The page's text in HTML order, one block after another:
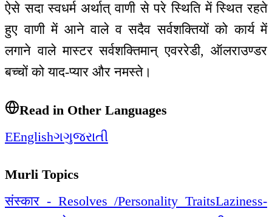
ऐसे सदा स्वधर्म अर्थात् वाणी से परे स्थिति में स्थित रहते
हुए वाणी में आने वाले व सदैव सर्वशक्तियों को कार्य में
लगाने वाले मास्टर सर्वशक्तिमान् एवररेडी, ऑलराउण्डर
बच्चों को याद-प्यार और नमस्ते।
Read in Other Languages
EEnglishગગુજરાતી
Murli Topics
संस्कार - Resolves /Personality TraitsLaziness-